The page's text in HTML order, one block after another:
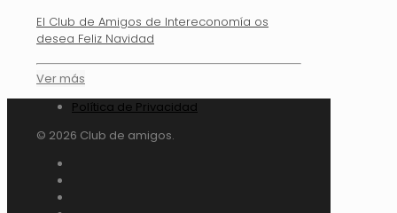
El Club de Amigos de Intereconomía os
desea Feliz Navidad
Ver más
Política de Privacidad
© 2026 Club de amigos.